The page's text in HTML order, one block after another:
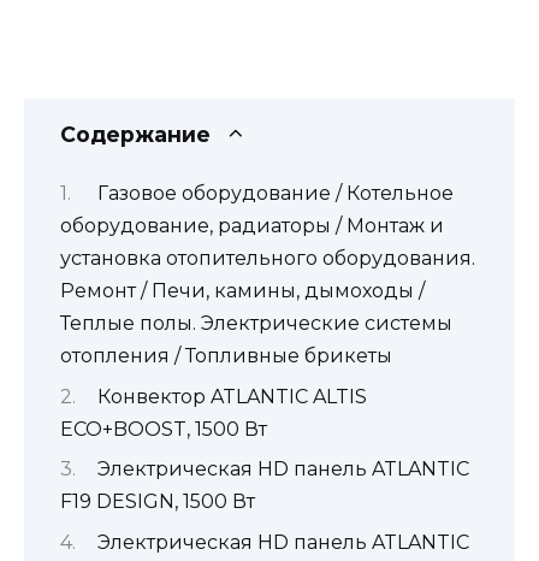
Содержание
Газовое оборудование / Котельное
оборудование, радиаторы / Монтаж и
установка отопительного оборудования.
Ремонт / Печи, камины, дымоходы /
Теплые полы. Электрические системы
отопления / Топливные брикеты
Конвектор ATLANTIC ALTIS
ECO+BOOST, 1500 Вт
Электрическая HD панель ATLANTIC
F19 DESIGN, 1500 Вт
Электрическая HD панель ATLANTIC